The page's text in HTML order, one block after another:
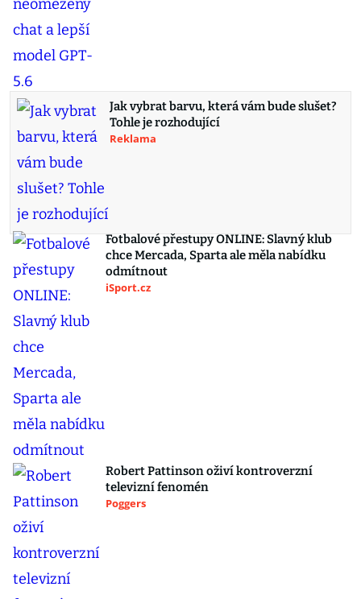
Jak vybrat barvu, která vám bude slušet?
Tohle je rozhodující
Reklama
Fotbalové přestupy ONLINE: Slavný klub
chce Mercada, Sparta ale měla nabídku
odmítnout
iSport.cz
Robert Pattinson oživí kontroverzní
televizní fenomén
Poggers